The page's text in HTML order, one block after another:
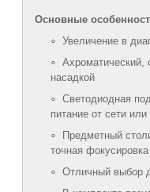
Основные
Увеличение в
Ахроматический,
насадкой
Светодиодная
питание от сети или
Предметный
точная фокусировка
Отличный выбор